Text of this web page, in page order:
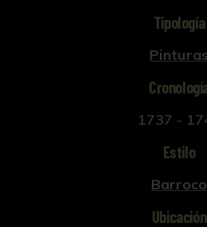
Tipología
Pinturas
1737 -
Estilo
Barroco
Ubicación